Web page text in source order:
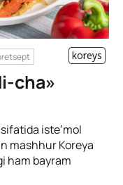
koreys
cha»
iste’mol
mashhur Koreya
ham bayram